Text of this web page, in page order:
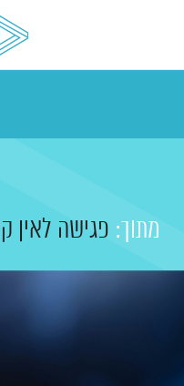
מתוך: פגישה לאין